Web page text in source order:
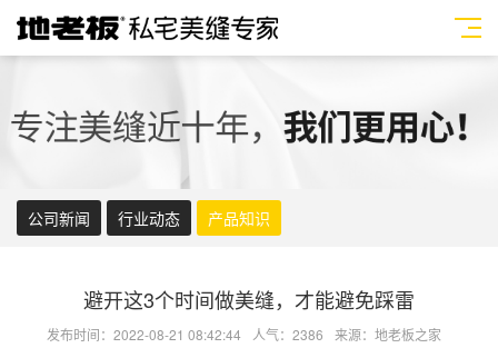
公司新闻 行业动态 产品知识
避开这3个时间做美缝，才能避免踩雷
发布时间：2022-08-21 08:42:44 人气：2386 来源：地老板之家